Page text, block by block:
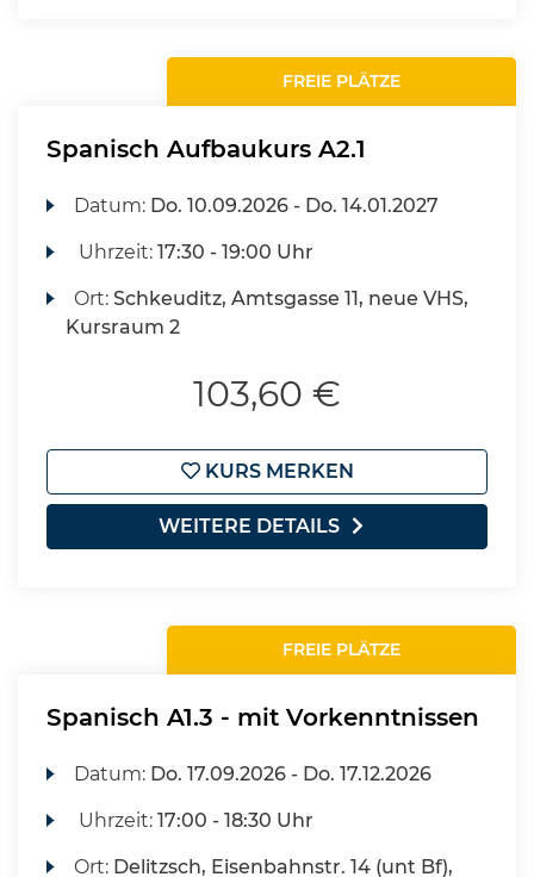
FREIE PLÄTZE
Spanisch Aufbaukurs A2.1
Datum: Do. 10.09.2026 - Do. 14.01.2027
Uhrzeit:17:30 - 19:00 Uhr
Ort:Schkeuditz, Amtsgasse 11, neue VHS,
Kursraum 2
103,60 €
KURS MERKEN
WEITERE DETAILS
FREIE PLÄTZE
Spanisch A1.3 - mit Vorkenntnissen
Datum: Do. 17.09.2026 - Do. 17.12.2026
Uhrzeit:17:00 - 18:30 Uhr
Ort: Delitzsch, Eisenbahnstr. 14 (unt Bf),